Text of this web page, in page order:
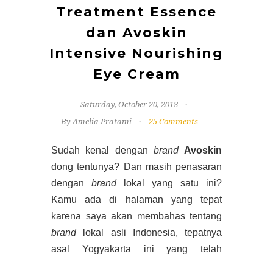
Treatment Essence
dan Avoskin
Intensive Nourishing
Eye Cream
Saturday, October 20, 2018
By Amelia Pratami
25 Comments
Sudah kenal dengan brand
Avoskin
dong tentunya? Dan masih penasaran
dengan brandlokal yang satu ini?
Kamu ada di halaman yang tepat
karena saya akan membahas tentang
brand
lokal asli Indonesia, tepatnya
asal Yogyakarta ini yang telah